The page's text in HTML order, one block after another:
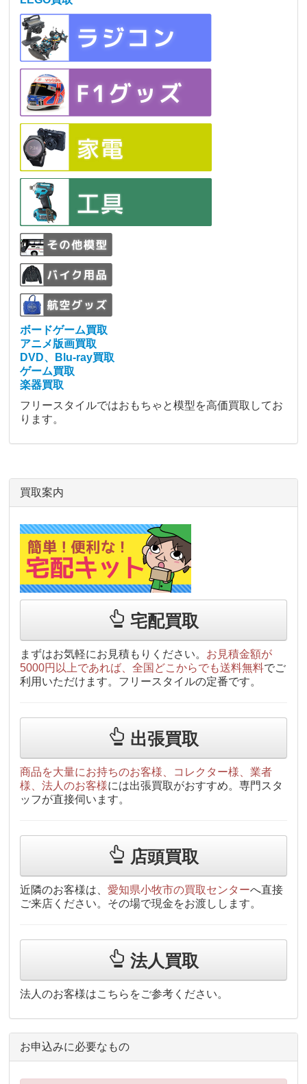
ボードゲーム買取
アニメ版画買取
DVD、Blu-ray買取
ゲーム買取
楽器買取
フリースタイルではおもちゃと模型を高価買取してお
ります。
買取案内
宅配買取
まずはお気軽にお見積もりください。 お見積金額が
5000円以上であれば、全国どこからでも送料無料でご
利用いただけます。フリースタイルの定番です。
出張買取
商品を大量にお持ちのお客様、コレクター様、業者
様、法人のお客様には出張買取がおすすめ。専門スタ
ッフが直接伺います。
店頭買取
近隣のお客様は、愛知県小牧市の買取センターへ直接
ご来店ください。その場で現金をお渡しします。
法人買取
法人のお客様はこちらをご参考ください。
お申込みに必要なもの